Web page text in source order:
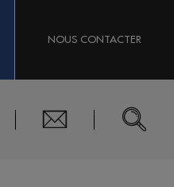
NOUS CONTACTER